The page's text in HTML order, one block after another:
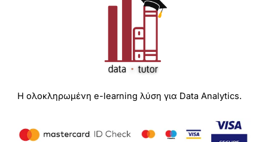
Η ολοκληρωμένη e-learning λύση για Data Analytics.